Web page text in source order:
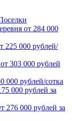
от 284 000
225 000 рублей/
от 303 000 рублей
000 рублей/сотка
000 рублей за
276 000 рублей за